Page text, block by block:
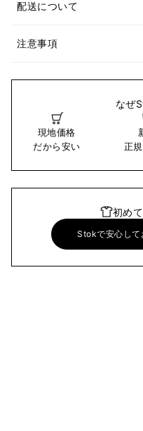
配送について
注意事項
なぜ
現地価格
だから安い
正
初め
Stokで安心して